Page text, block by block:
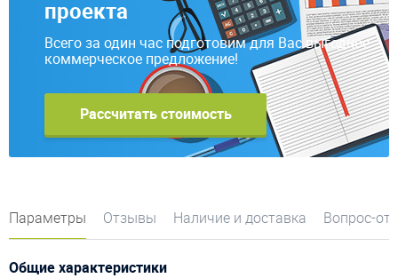
проекта
Всего за один час подготовим для Вас выгодное
коммерческое предложение!
Рассчитать стоимость
Параметры Отзывы Наличие и доставка Вопрос-
Общие характеристики